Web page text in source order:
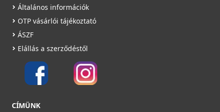
Általános információk
OTP vásárlói tájékoztató
ÁSZF
Elállás a szerződéstől
CÍMÜNK